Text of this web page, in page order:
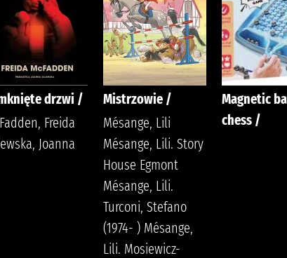
drzwi /
Freida
Joanna
Mistrzowie /
Mésange, Lili
Mésange, Lili. Story
House Egmont
Mésange, Lili.
Turconi, Stefano
(1974- ) Mésange,
Lili. Mosiewicz-
Magnetic
chess /